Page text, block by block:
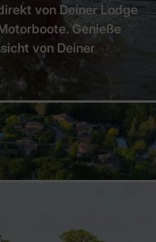
von Deiner Lodge
Genieße
von Deiner